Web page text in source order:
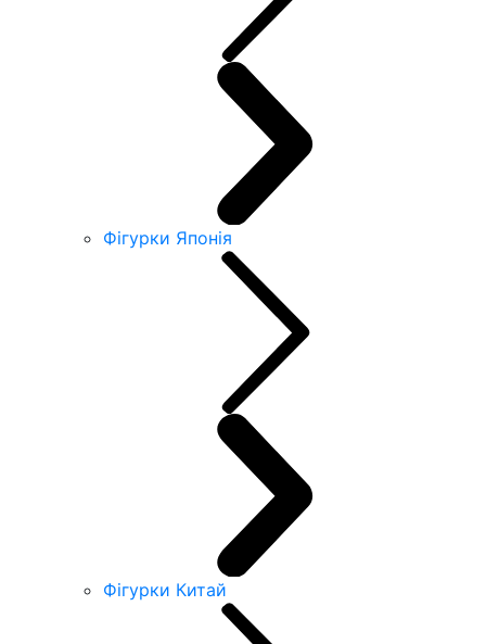
Фігурки Японія
Фігурки Китай